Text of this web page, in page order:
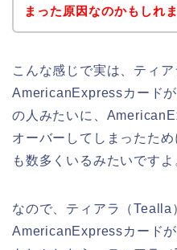
まった原因なのかもしれ
こんな感じで実は、ティ
AmericanExpressカード
の人みたいに、
オーバーしてしまったた
も数多くいるみたいですよ
なので、ティアラ（Tealla
AmericanExpressカード